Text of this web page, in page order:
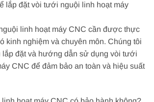
lắp đặt vòi tưới nguội linh hoạt máy
linh hoạt máy CNC cần được thực
kinh nghiệm và chuyên môn. Chúng tôi
lắp đặt và hướng dẫn sử dụng vòi tưới
CNC để đảm bảo an toàn và hiệu suất